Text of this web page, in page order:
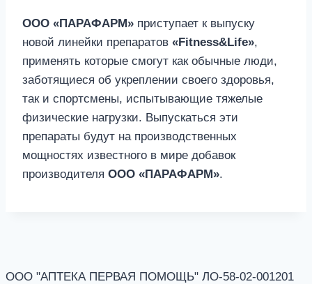
ООО «ПАРАФАРМ» приступает к выпуску
новой линейки препаратов «Fitness&Life»,
применять которые смогут как обычные люди,
заботящиеся об укреплении своего здоровья,
так и спортсмены, испытывающие тяжелые
физические нагрузки. Выпускаться эти
препараты будут на производственных
мощностях известного в мире добавок
производителя ООО «ПАРАФАРМ».
ООО "АПТЕКА ПЕРВАЯ ПОМОЩЬ" ЛО-58-02-001201